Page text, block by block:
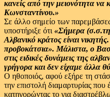
κανείς από την μειονότητα να
Κωνσταντίνου.»
Σε άλλο σημείο των
υποστήριξε ότι «Σήμερα
Αλβανικό κράτος είναι
προβοκάτσια». Μάλιστα, ο
στις ειδικές δυνάμεις της
γρήγορα και δεν είχαμε άλλα
Ο ηθοποιός, αφού εξήρε τη
την επιστολή διαμαρτυρίας
κατηγορώντας το για